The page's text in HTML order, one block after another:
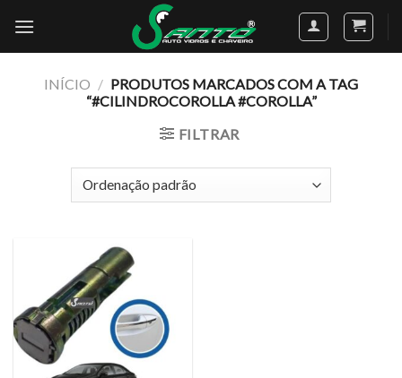
content
INÍCIO / PRODUTOS MARCADOS COM A TAG
“#CILINDROCOROLLA #COROLLA”
FILTRAR